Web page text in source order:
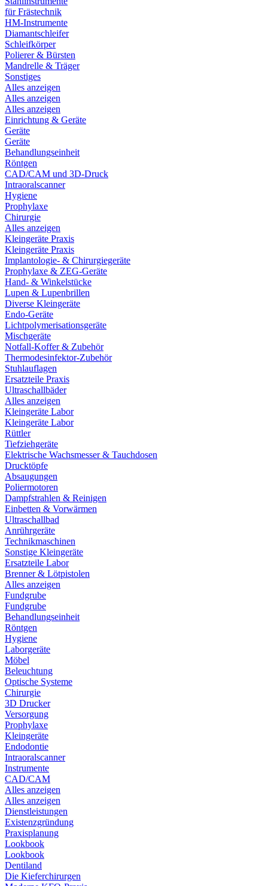
für Frästechnik
HM-Instrumente
Diamantschleifer
Schleifkörper
Polierer & Bürsten
Mandrelle & Träger
Sonstiges
Alles anzeigen
Alles anzeigen
Alles anzeigen
Einrichtung & Geräte
Geräte
Geräte
Behandlungseinheit
Röntgen
CAD/CAM und 3D-Druck
Intraoralscanner
Hygiene
Prophylaxe
Chirurgie
Alles anzeigen
Kleingeräte Praxis
Kleingeräte Praxis
Implantologie- & Chirurgiegeräte
Prophylaxe & ZEG-Geräte
Hand- & Winkelstücke
Lupen & Lupenbrillen
Diverse Kleingeräte
Endo-Geräte
Lichtpolymerisationsgeräte
Mischgeräte
Notfall-Koffer & Zubehör
Thermodesinfektor-Zubehör
Stuhlauflagen
Ersatzteile Praxis
Ultraschallbäder
Alles anzeigen
Kleingeräte Labor
Kleingeräte Labor
Rüttler
Tiefziehgeräte
Elektrische Wachsmesser & Tauchdosen
Drucktöpfe
Absaugungen
Poliermotoren
Dampfstrahlen & Reinigen
Einbetten & Vorwärmen
Ultraschallbad
Anrührgeräte
Technikmaschinen
Sonstige Kleingeräte
Ersatzteile Labor
Brenner & Lötpistolen
Alles anzeigen
Fundgrube
Fundgrube
Behandlungseinheit
Röntgen
Hygiene
Laborgeräte
Möbel
Beleuchtung
Optische Systeme
Chirurgie
3D Drucker
Versorgung
Prophylaxe
Kleingeräte
Endodontie
Intraoralscanner
Instrumente
CAD/CAM
Alles anzeigen
Alles anzeigen
Dienstleistungen
Existenzgründung
Praxisplanung
Lookbook
Lookbook
Dentiland
Die Kieferchirurgen